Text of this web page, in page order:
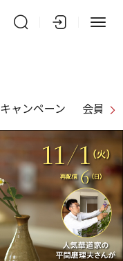
キャンペーン 会員特